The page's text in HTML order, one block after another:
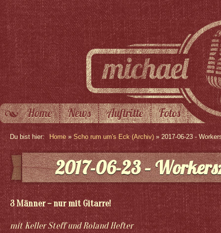
Home News Auftritte Fotos
Du bist hier: Home » Scho rum um's Eck (Archiv) » 2017-06-23 -
2017-06-23 –
3 Männer – nur mit Gitarre!
mit Keller Steff und Roland Hefter